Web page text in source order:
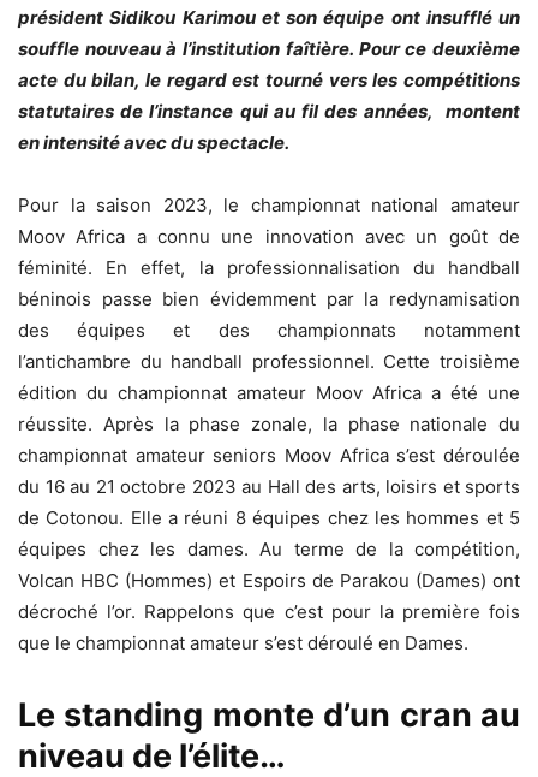
président Sidikou Karimou et son équipe ont insufflé un
souffle nouveau à l’institution faîtière. Pour ce deuxième
acte du bilan, le regard est tourné vers les compétitions
statutaires de l’instance qui au fil des années, montent
en intensité avec du spectacle.
Pour la saison 2023, le championnat national amateur
Moov Africa a connu une innovation avec un goût de
féminité. En effet, la professionnalisation du handball
béninois passe bien évidemment par la redynamisation
des équipes et des championnats notamment
l’antichambre du handball professionnel. Cette troisième
édition du championnat amateur Moov Africa a été une
réussite. Après la phase zonale, la phase nationale du
championnat amateur seniors Moov Africa s’est déroulée
du 16 au 21 octobre 2023 au Hall des arts, loisirs et sports
de Cotonou. Elle a réuni 8 équipes chez les hommes et 5
équipes chez les dames. Au terme de la compétition,
Volcan HBC (Hommes) et Espoirs de Parakou (Dames) ont
décroché l’or. Rappelons que c’est pour la première fois
que le championnat amateur s’est déroulé en Dames.
Le standing monte d’un cran au
niveau de l’élite…